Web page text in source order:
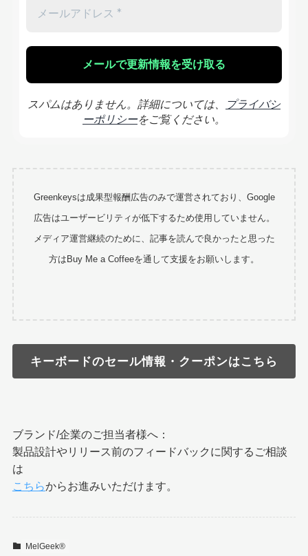
スパムはありません。詳細については、
プライバシ
ーポリシーをご覧ください。
Greenkeysは成果型報酬広告のみで運営されており、Google
広告はユーザービリティが低下するため使用していません。
メディア運営継続のために、記事を読んで良かったと思った
方はBuy Me a Coffeeを通して支援をお願いします。
キーボードのセール情報・クーポンはこちら
ブランド/企業のご担当者様へ：
製品設計やリリース前のフィードバックに関するご相談
は
こちらからお進みいただけます。
MelGeek®︎